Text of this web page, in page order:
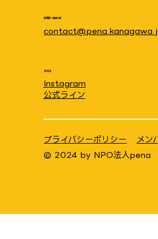
お問い合わせ
SNS
Instagram
公式ライン
© 2024 by NPO法人pena
プライバシーポリシー メン